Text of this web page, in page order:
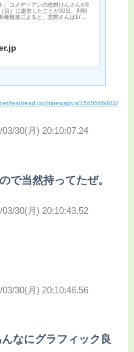
、コメディアンの志村けんさんが3
日）に逝去したことが30日、判明
種報道によると、志村さんは17...
test/read.cgi/mnewsplus/1585566402/
03/30(月) 20:10:07.24
で当然持ってたぜ。
03/30(月) 20:10:43.52
03/30(月) 20:10:46.56
なにグラフィック良